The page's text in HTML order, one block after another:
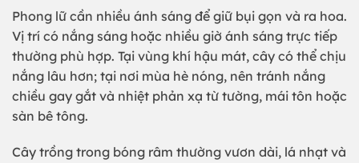
Phong lữ cần nhiều ánh sáng để giữ bụi gọn và ra hoa.
Vị trí có nắng sáng hoặc nhiều giờ ánh sáng trực tiếp
thường phù hợp. Tại vùng khí hậu mát, cây có thể chịu
nắng lâu hơn; tại nơi mùa hè nóng, nên tránh nắng
chiều gay gắt và nhiệt phản xạ từ tường, mái tôn hoặc
sàn bê tông.
Cây trồng trong bóng râm thường vươn dài, lá nhạt và